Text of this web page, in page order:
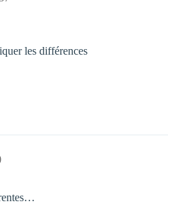
les différences